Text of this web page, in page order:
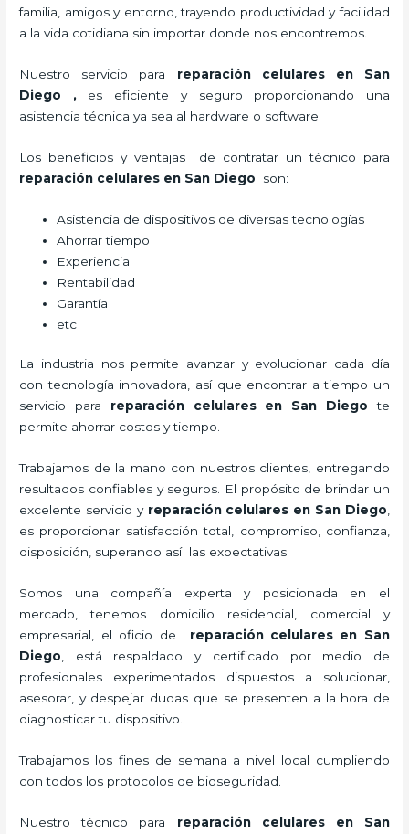
familia, amigos y entorno, trayendo productividad y facilidad
a la vida cotidiana sin importar donde nos encontremos.
Nuestro servicio para reparación celulares
en San
Diego
,es eficiente y seguro proporcionando una
asistencia técnica ya sea al hardware o software.
Los beneficios y ventajas de contratar un técnico para
reparación celulares en San Diego son:
Asistencia de dispositivos de diversas tecnologías
Ahorrar tiempo
Experiencia
Rentabilidad
Garantía
etc
La industria nos permite avanzar y evolucionar cada día
con tecnología innovadora, así que encontrar a tiempo un
servicio para reparación celulares en San Diego te
permite ahorrar costos y tiempo.
Trabajamos de la mano con nuestros clientes, entregando
resultados confiables y seguros. El propósito de brindar un
excelente servicio y reparación celulares en San Diego
es proporcionar satisfacción total, compromiso, confianza,
disposición, superando así las expectativas.
Somos una compañía experta y posicionada en el
mercado, tenemos domicilio residencial, comercial y
empresarial, el oficio de reparación celulares en San
Diego , está respaldado y certificado por medio de
profesionales experimentados dispuestos a solucionar,
asesorar, y despejar dudas que se presenten a la hora de
diagnosticar tu dispositivo.
Trabajamos los fines de semana a nivel local cumpliendo
con todos los protocolos de bioseguridad.
Nuestro técnico para reparación celulares
en San